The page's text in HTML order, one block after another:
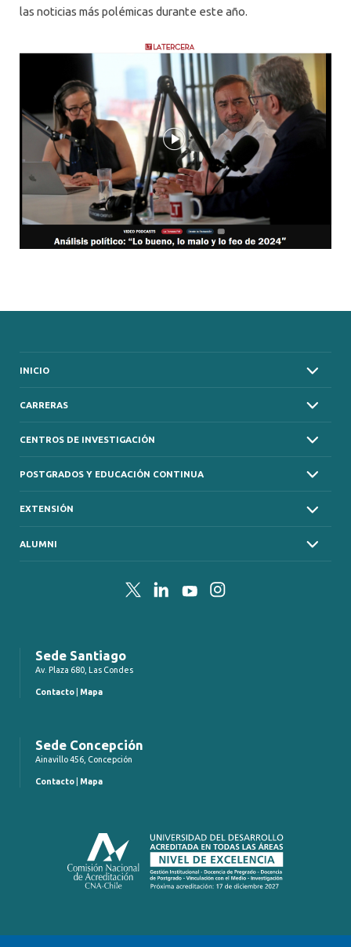
las noticias más polémicas durante este año.
INICIO
CARRERAS
CENTROS DE INVESTIGACIÓN
POSTGRADOS Y EDUCACIÓN CONTINUA
EXTENSIÓN
ALUMNI
TwitterLinkedInYouTubeInstagram
Sede Santiago
Av. Plaza 680, Las Condes
Contacto Mapa
Sede Concepción
Ainavillo 456, Concepción
Contacto Mapa